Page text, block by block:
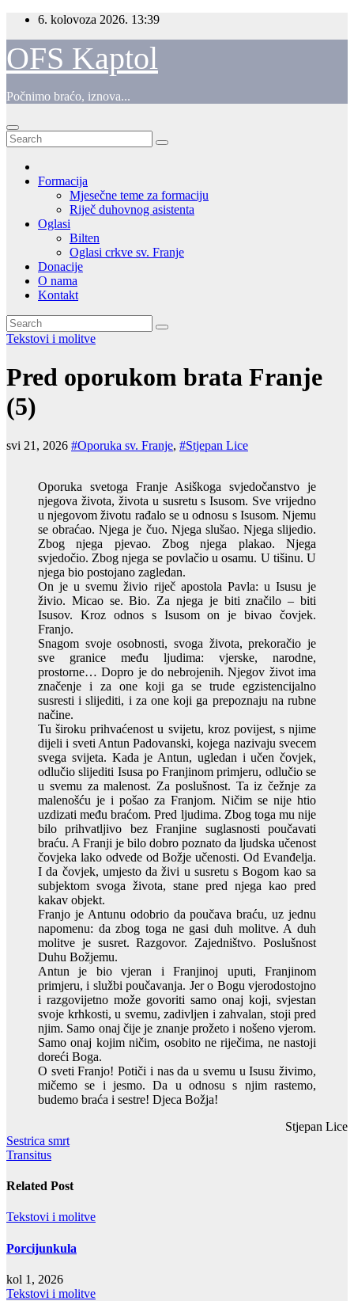
Skip
content
6. kolovoza 2026. 13:39
OFS Kaptol
Počnimo braćo, iznova...
Formacija
Mjesečne teme za formaciju
Riječ duhovnog asistenta
Oglasi
Bilten
Oglasi crkve sv. Franje
Donacije
O nama
Kontakt
Tekstovi i molitve
Pred oporukom brata Franje
(5)
svi 21, 2026 #Oporuka sv. Franje, #Stjepan Lice
Oporuka svetoga Franje Asiškoga svjedočanstvo je
njegova života, života u susretu s Isusom. Sve vrijedno
u njegovom životu rađalo se u odnosu s Isusom. Njemu
se obraćao. Njega je čuo. Njega slušao. Njega slijedio.
Zbog njega pjevao. Zbog njega plakao. Njega
svjedočio. Zbog njega se povlačio u osamu. U tišinu. U
njega bio postojano zagledan.
On je u svemu živio riječ apostola Pavla: u Isusu je
živio. Micao se. Bio. Za njega je biti značilo – biti
Isusov. Kroz odnos s Isusom on je bivao čovjek.
Franjo.
Snagom svoje osobnosti, svoga života, prekoračio je
sve granice među ljudima: vjerske, narodne,
prostorne… Dopro je do nebrojenih. Njegov život ima
značenje i za one koji ga se trude egzistencijalno
susresti i slijediti, i za one koji ga prepoznaju na rubne
načine.
Tu široku prihvaćenost u svijetu, kroz povijest, s njime
dijeli i sveti Antun Padovanski, kojega nazivaju svecem
svega svijeta. Kada je Antun, ugledan i učen čovjek,
odlučio slijediti Isusa po Franjinom primjeru, odlučio se
u svemu za malenost. Za poslušnost. Ta iz čežnje za
malenošću je i pošao za Franjom. Ničim se nije htio
uzdizati među braćom. Pred ljudima. Zbog toga mu nije
bilo prihvatljivo bez Franjine suglasnosti poučavati
braću. A Franji je bilo dobro poznato da ljudska učenost
čovjeka lako odvede od Božje učenosti. Od Evanđelja.
I da čovjek, umjesto da živi u susretu s Bogom kao sa
subjektom svoga života, stane pred njega kao pred
kakav objekt.
Franjo je Antunu odobrio da poučava braću, uz jednu
napomenu: da zbog toga ne gasi duh molitve. A duh
molitve je susret. Razgovor. Zajedništvo. Poslušnost
Duhu Božjemu.
Antun je bio vjeran i Franjinoj uputi, Franjinom
primjeru, i službi poučavanja. Jer o Bogu vjerodostojno
i razgovijetno može govoriti samo onaj koji, svjestan
svoje krhkosti, u svemu, zadivljen i zahvalan, stoji pred
njim. Samo onaj čije je znanje prožeto i nošeno vjerom.
Samo onaj kojim ničim, osobito ne riječima, ne nastoji
doreći Boga.
O sveti Franjo! Potiči i nas da u svemu u Isusu živimo,
mičemo se i jesmo. Da u odnosu s njim rastemo,
budemo braća i sestre! Djeca Božja!
Stjepan Lice
Navigacija
objava
Sestrica smrt
Transitus
Related Post
Tekstovi i molitve
Porcijunkula
kol 1, 2026
Tekstovi i molitve